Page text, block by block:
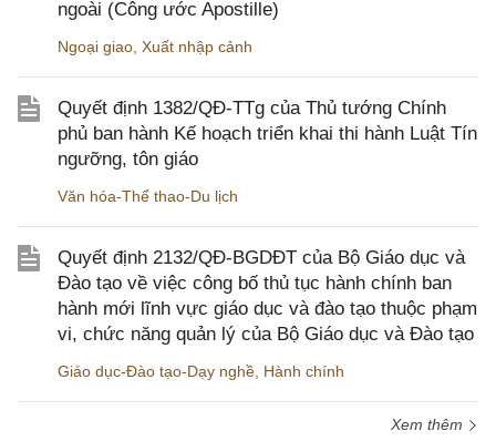
ngoài (Công ước Apostille)
Ngoại giao Xuất nhập cảnh
Quyết định 1382/QĐ-TTg của Thủ tướng Chính
phủ ban hành Kế hoạch triển khai thi hành Luật Tín
ngưỡng, tôn giáo
Văn hóa-Thể thao-Du lịch
Quyết định 2132/QĐ-BGDĐT của Bộ Giáo dục và
Đào tạo về việc công bố thủ tục hành chính ban
hành mới lĩnh vực giáo dục và đào tạo thuộc phạm
vi, chức năng quản lý của Bộ Giáo dục và Đào tạo
Giáo dục-Đào tạo-Dạy nghề Hành chính
Xem thêm